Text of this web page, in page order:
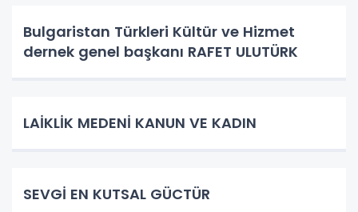
Bulgaristan Türkleri Kültür ve Hizmet
dernek genel başkanı RAFET ULUTÜRK
LAİKLİK MEDENİ KANUN VE KADIN
SEVGİ EN KUTSAL GÜCTÜR